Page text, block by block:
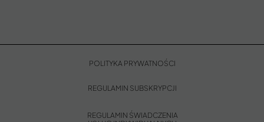
REGULAMIN ŚWIADCZENIA
REGULAMIN SUBSKRYPCJI
POLITYKA PRYWATNOŚCI